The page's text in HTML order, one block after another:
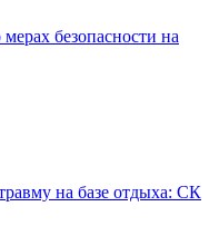
безопасности на
на базе отдыха: СК